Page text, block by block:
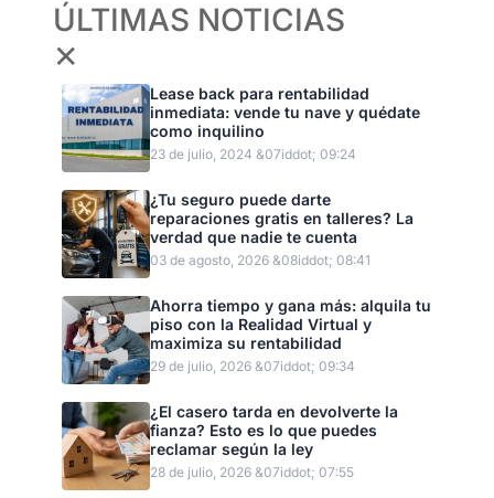
ÚLTIMAS NOTICIAS
✕
Lease back para rentabilidad
inmediata: vende tu nave y quédate
como inquilino
23 de julio, 2024 &07iddot; 09:24
¿Tu seguro puede darte
reparaciones gratis en talleres? La
verdad que nadie te cuenta
03 de agosto, 2026 &08iddot; 08:41
Ahorra tiempo y gana más: alquila tu
piso con la Realidad Virtual y
maximiza su rentabilidad
29 de julio, 2026 &07iddot; 09:34
¿El casero tarda en devolverte la
fianza? Esto es lo que puedes
reclamar según la ley
28 de julio, 2026 &07iddot; 07:55